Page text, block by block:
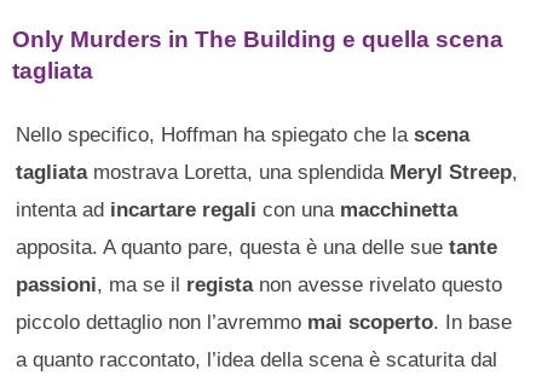
Only Murders in The Building e quella scena
tagliata
Nello specifico, Hoffman ha spiegato che lascena
tagliatamostrava Loretta, una splendida Meryl Streep,
intenta ad incartare regali con una macchinetta
apposita. A quanto pare, questa è una delle suetante
passioni, ma se il registanon avesse rivelato questo
piccolo dettaglio non l’avremmo mai scoperto. In base
a quanto raccontato, l’idea della scena è scaturita dal